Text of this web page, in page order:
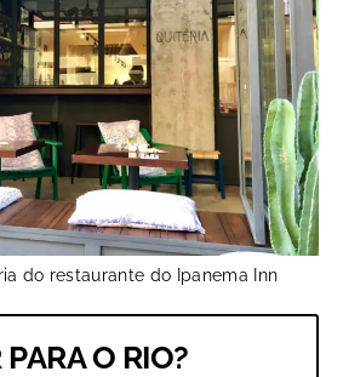
do restaurante do Ipanema Inn
O RIO?